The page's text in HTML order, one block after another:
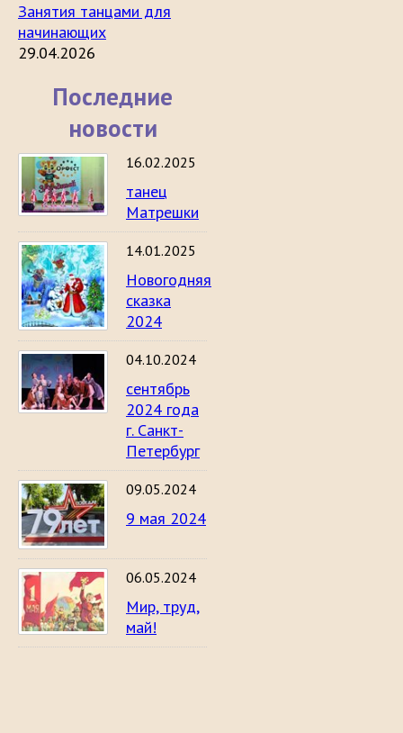
Занятия танцами для
начинающих
29.04.2026
Последние
новости
16.02.2025
танец
Матрешки
14.01.2025
Новогодняя
сказка
2024
04.10.2024
сентябрь
2024 года
г. Санкт-
Петербург
09.05.2024
9 мая 2024
06.05.2024
Мир, труд,
май!